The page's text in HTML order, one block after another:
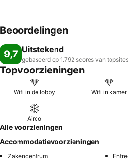
Beoordelingen
9,7 Uitstekend
gebaseerd op 1.792 scores van topsites
Topvoorzieningen
Wifi in de lobby Wifi in kamer
Airco
Alle voorzieningen
Accommodatievoorzieningen
Zakencentrum